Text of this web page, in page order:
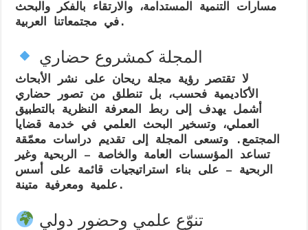
مسارات التنمية المستدامة، والارتقاء بالفكر والبحث
في مجتمعاتنا العربية.
المجلة كمشروع حضاري
لا تقتصر رؤية مجلة ريحان على نشر الأبحاث
الأكاديمية فحسب، بل تنطلق من تصور حضاري
أشمل يهدف إلى ربط المعرفة النظرية بالتطبيق
العملي، وتسخير البحث العلمي في خدمة قضايا
المجتمع. وتسعى المجلة إلى تقديم دراسات معمّقة
تساعد المؤسسات العامة والخاصة – الربحية وغير
الربحية – على بناء استراتيجيات قائمة على أسس
علمية ومعرفية متينة.
تنوّع علمي وحضور دولي